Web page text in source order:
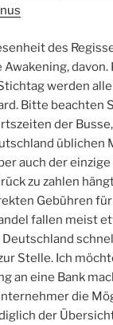
des
Awakening,
werden
Bitte beachten
der
üblichen
auch der
zu zahlen
Gebühren
fallen meist
Deutschland
Stelle. Ich
an eine Bank
die
der